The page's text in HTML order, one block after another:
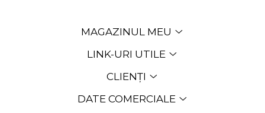
MAGAZINUL MEU
LINK-URI UTILE
CLIENȚI
DATE COMERCIALE